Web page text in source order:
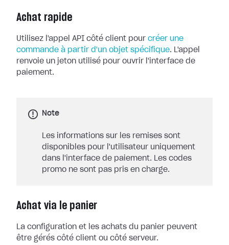
Achat rapide
Utilisez l'appel API côté client pour créer une
commande à partir d'un objet spécifique. L'appel
renvoie un jeton utilisé pour ouvrir l'interface de
paiement.
Note
Les informations sur les remises sont
disponibles pour l'utilisateur uniquement
dans l'interface de paiement. Les codes
promo ne sont pas pris en charge.
Achat via le panier
La configuration et les achats du panier peuvent
être gérés côté client ou côté serveur.